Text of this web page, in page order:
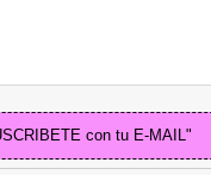
con tu E-MAIL"